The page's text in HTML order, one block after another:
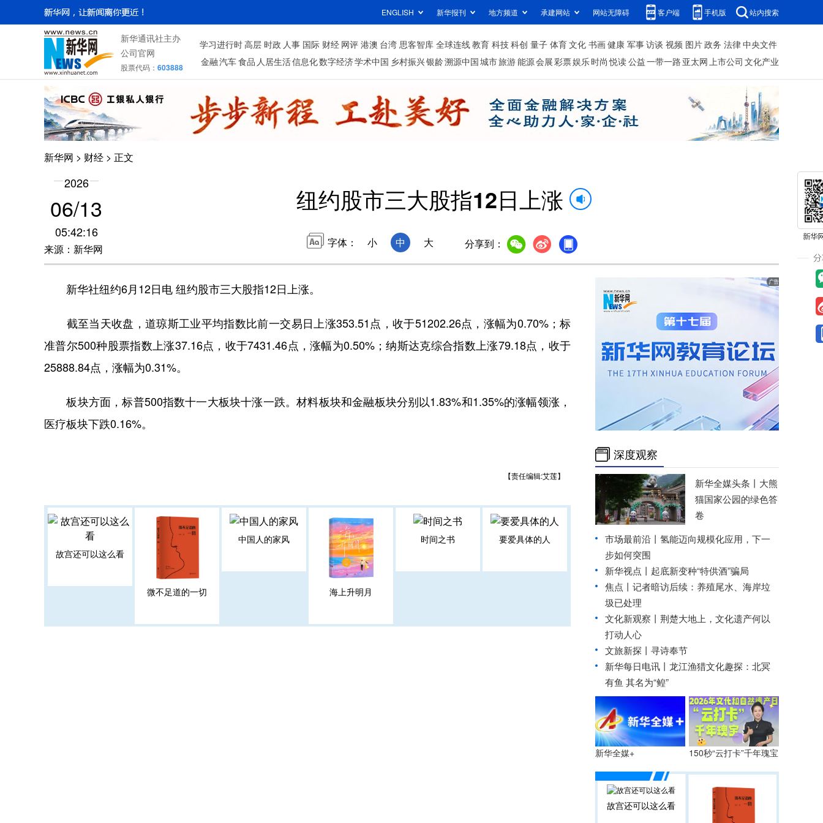
ENGLISH 新华报刊 地方频道 承建网站 网站无障碍 客户端 手机版 站内搜索
新华通讯社主办
公司官网
股票代码： 603888
学习进行时高层 时政 人事 国际 财经 网评 港澳 台湾 思客智库 全球连线教育 科技科创 量子 体育文化 书画健康 军事访谈 视频 图片政务 法律中央文件
金融汽车食品 人居生活信息化数字经济学术中国 乡村振兴银龄溯源中国城市旅游能源会展彩票娱乐时尚 悦读公益一带一路 亚太网上市公司 文化产业
新华网 > 财经 > 正文
2026
06/13
05:42:16
来源：新华网
纽约股市三大股指12日上涨
字体： 小 中 大 分享到：
新华社纽约6月12日电 纽约股市三大股指12日上涨。
截至当天收盘，道琼斯工业平均指数比前一交易日上涨353.51点，收于51202.26点，涨幅为0.70%；标
准普尔500种股票指数上涨37.16点，收于7431.46点，涨幅为0.50%；纳斯达克综合指数上涨79.18点，收于
25888.84点，涨幅为0.31%。
板块方面，标普500指数十一大板块十涨一跌。材料板块和金融板块分别以1.83%和1.35%的涨幅领涨，
医疗板块下跌0.16%。
【责任编辑:艾莲】
故宫还可以这么看
微不足道的一切
中国人的家风
海上升明月
时间之书 要爱具体的人
深度观察
新华全媒头条丨 大熊
猫国家公园的绿色答
卷
市场最前沿丨氢能迈向规模化应用，下一
步如何突围
新华视点丨 起底新变种“特供酒”骗局
焦点丨记者暗访后续：养殖尾水、海岸垃
圾已处理
文化新观察丨 荆楚大地上，文化遗产何以
打动人心
文旅新探丨寻诗奉节
新华每日电讯丨 龙江渔猎文化趣探：北冥
有鱼 其名为“鳇”
新华全媒+ 150秒“云打卡”千年瑰宝
故宫还可以这么看